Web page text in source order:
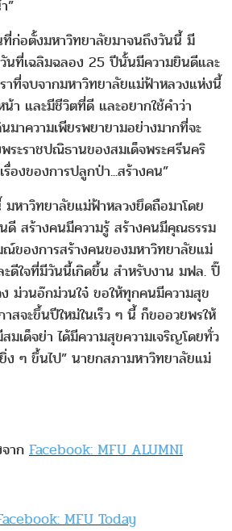
”
อตั้งมหาวิทยาลัยมาจนถึงวันนี้ มี
นที่เฉลิมฉลอง 25 ปีนั้นมีความยินดีและ
าที่จบจากมหาวิทยาลัยแม่ฟ้าหลวงแห่งนี้
า และมีชีวิตที่ดี และอยากใช้คำว่า
มาความเพียรพยายามอย่างมากที่จะ
ระราชปณิธานของสมเด็จพระศรีนคริ
องของการปลูกป่า...สร้างคน”
าวิทยาลัยแม่ฟ้าหลวงยึดถือมาโดย
ดี สร้างคนมีความรู้ สร้างคนมีคุณธรรม
ณ์ของการสร้างคนของมหาวิทยาลัยแม่
ดีใจที่มีวันนี้เกิดขึ้น สำหรับงาน มฟล. ปิ๊
ม่วนอ๊กม่วนใจ๋ ขอให้ทุกคนมีความสุข
สจะขึ้นปีใหม่ในเร็ว ๆ นี้ ก็ขออวยพรให้
มเด็จย่า ได้มีความสุขความเจริญโดยทั่ว
ง ๆ ขึ้นไป” นายกสภามหาวิทยาลัยแม่
าก Facebook: MFU ALUMNI
MFU Today